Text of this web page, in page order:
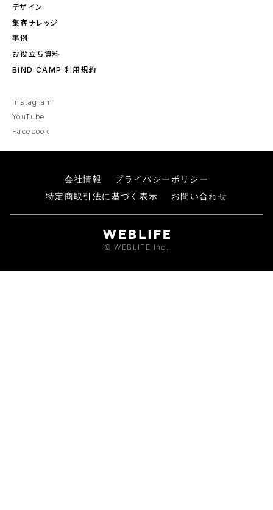
デザイン
集客ナレッジ
事例
お役立ち資料
BiND CAMP 利用規約
Instagram
YouTube
Facebook
会社情報
プライバシーポリシー
特定商取引法に基づく表示
お問い合わせ
© WEBLIFE Inc.